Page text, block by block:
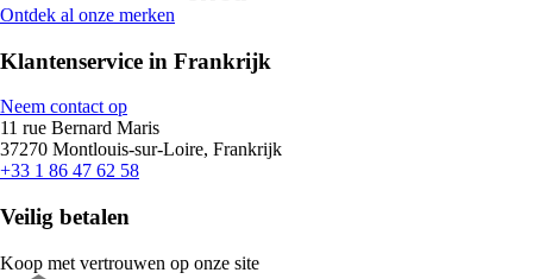
Ontdek al onze merken
Klantenservice in Frankrijk
Neem contact op
11 rue Bernard Maris
37270 Montlouis-sur-Loire, Frankrijk
+33 1 86 47 62 58
Veilig betalen
Koop met vertrouwen op onze site